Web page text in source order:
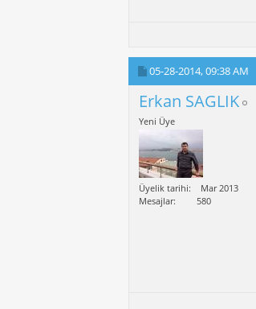
05-28-2014,09:38 AM
Erkan SAGLIK
Yeni Üye
Üyelik tarihi
Mar 2013
Mesajlar
580